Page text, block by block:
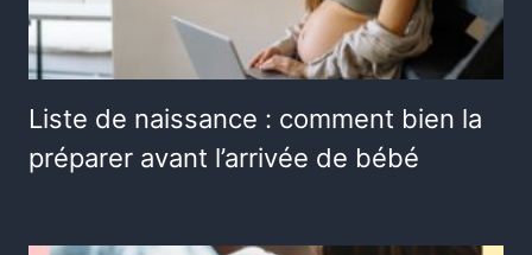
Liste de naissance : comment bien la
préparer avant l’arrivée de bébé